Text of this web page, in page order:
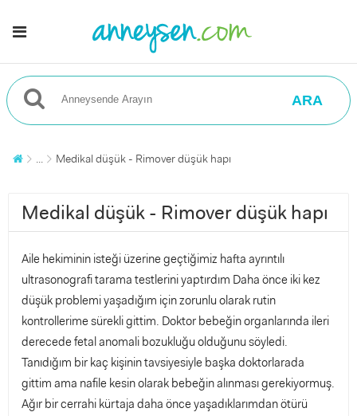
ARA
... Medikal düşük - Rimover düşük hapı
Medikal düşük - Rimover düşük hapı
Aile hekiminin isteği üzerine geçtiğimiz hafta ayrıntılı
ultrasonografi tarama testlerini yaptırdım Daha önce iki kez
düşük problemi yaşadığım için zorunlu olarak rutin
kontrollerime sürekli gittim. Doktor bebeğin organlarında ileri
derecede fetal anomali bozukluğu olduğunu söyledi.
Tanıdığım bir kaç kişinin tavsiyesiyle başka doktorlarada
gittim ama nafile kesin olarak bebeğin alınması gerekiyormuş.
Ağır bir cerrahi kürtaja daha önce yaşadıklarımdan ötürü